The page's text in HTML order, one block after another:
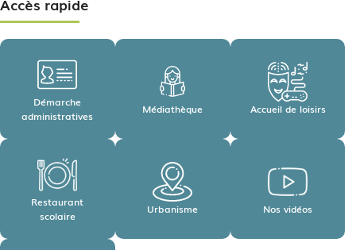
Démarche
administratives
Médiathèque Accueil de loisirs
Restaurant
scolaire
Urbanisme Nos vidéos